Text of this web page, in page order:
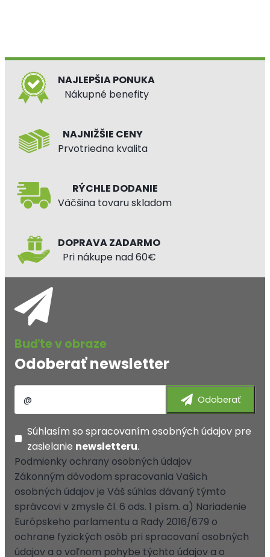
NAJLEPŠIA PONUKA
Nákupné benefity
NAJNIŽŠIE CENY
Prvotriedna kvalita
RÝCHLE DODANIE
Väčšina tovaru skladom
DOPRAVA ZADARMO
Pri nákupe nad 60€
Odoberať newsletter
Súhlasím so spracovaním osobných údajov pre
zasielanie newsletteru.
Podmienky ochrany osobných údajov
Zákonným dôvodom spracovania Vašich
osobných údajov je Váš súhlas dávaný týmto
správcovi v zmysle čl. 6 ods. 1 písm. a) Nariadenie
Európskeho parlamentu a Rady 2016/679 o
ochrane fyzických osôb pri spracovaní osobných
údajov a o voľnom pohybe týchto údajov a o